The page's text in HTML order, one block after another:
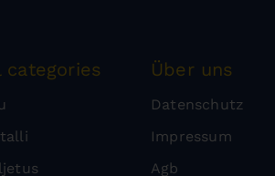
categories Über uns
Datenschutz
Impressum
Agb